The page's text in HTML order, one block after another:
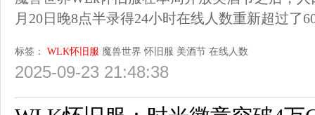
月20日晚8点半录得24小时在线人数重新超过了
标签： WLK怀旧服 魔兽世界 怀旧服 美酒节 在线人数
2025-09-23 21:48:38